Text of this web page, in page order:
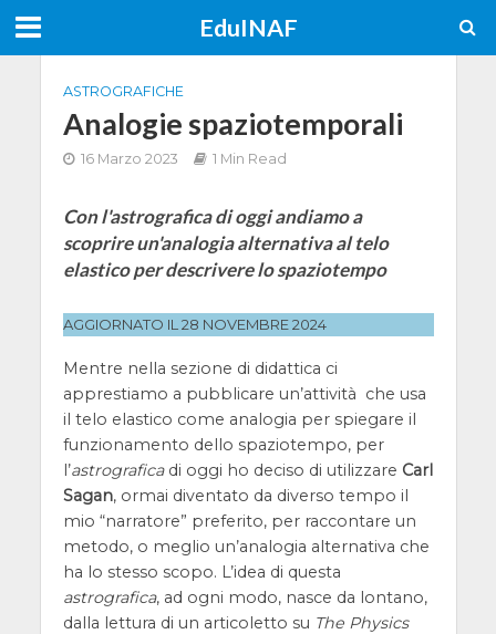
EduINAF
ASTROGRAFICHE
Analogie spaziotemporali
16 Marzo 2023 1 Min Read
Con l'astrografica di oggi andiamo a
scoprire un'analogia alternativa al telo
elastico per descrivere lo spaziotempo
AGGIORNATO IL 28 NOVEMBRE 2024
Mentre nella sezione di didattica ci
apprestiamo a pubblicare un’attività che usa
il telo elastico come analogia per spiegare il
funzionamento dello spaziotempo, per
l’astrograficadi oggi ho deciso di utilizzare Carl
Sagan, ormai diventato da diverso tempo il
mio “narratore” preferito, per raccontare un
metodo, o meglio un’analogia alternativa che
ha lo stesso scopo. L’idea di questa
astrografica, ad ogni modo, nasce da lontano,
dalla lettura di un articoletto su The Physics